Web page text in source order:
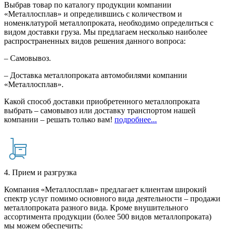
Выбрав товар по каталогу продукции компании
«Металлосплав» и определившись с количеством и
номенклатурой металлопроката, необходимо определиться с
видом доставки груза. Мы предлагаем несколько наиболее
распространенных видов решения данного вопроса:
– Самовывоз.
– Доставка металлопроката автомобилями компании
«Металлосплав».
Какой способ доставки приобретенного металлопроката
выбрать – самовывоз или доставку транспортом нашей
компании – решать только вам! подробнее...
4. Прием и разгрузка
Компания «Металлосплав» предлагает клиентам широкий
спектр услуг помимо основного вида деятельности – продажи
металлопроката разного вида. Кроме внушительного
ассортимента продукции (более 500 видов металлопроката)
мы можем обеспечить: